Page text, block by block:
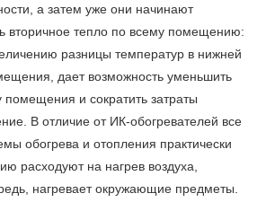
а затем уже они начинают
вторичное тепло по всему помещению:
разницы температур в нижней
дает возможность уменьшить
и сократить затраты
В отличие от ИК-обогревателей все
обогрева и отопления практически
расходуют на нагрев воздуха,
нагревает окружающие предметы.